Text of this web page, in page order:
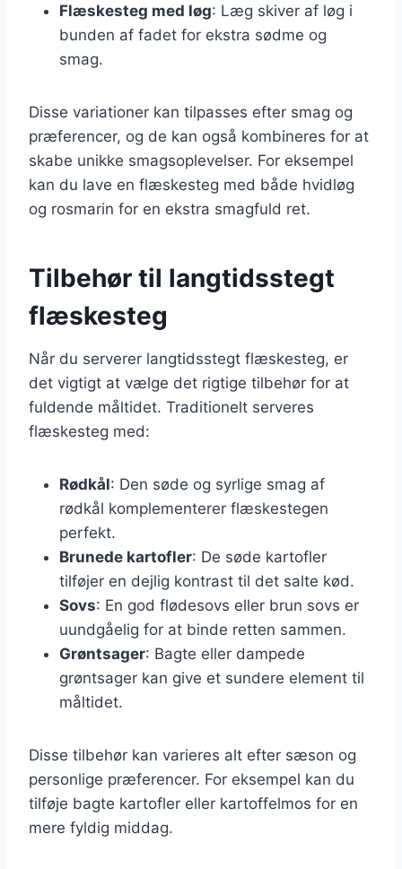
Flæskesteg med løg: Læg skiver af løg i
bunden af fadet for ekstra sødme og
smag.
Disse variationer kan tilpasses efter smag og
præferencer, og de kan også kombineres for at
skabe unikke smagsoplevelser. For eksempel
kan du lave en flæskesteg med både hvidløg
og rosmarin for en ekstra smagfuld ret.
Tilbehør til langtidsstegt
flæskesteg
Når du serverer langtidsstegt flæskesteg, er
det vigtigt at vælge det rigtige tilbehør for at
fuldende måltidet. Traditionelt serveres
flæskesteg med:
Rødkål: Den søde og syrlige smag af
rødkål komplementerer flæskestegen
perfekt.
Brunede kartofler: De søde kartofler
tilføjer en dejlig kontrast til det salte kød.
Sovs: En god flødesovs eller brun sovs er
uundgåelig for at binde retten sammen.
Grøntsager: Bagte eller dampede
grøntsager kan give et sundere element til
måltidet.
Disse tilbehør kan varieres alt efter sæson og
personlige præferencer. For eksempel kan du
tilføje bagte kartofler eller kartoffelmos for en
mere fyldig middag.